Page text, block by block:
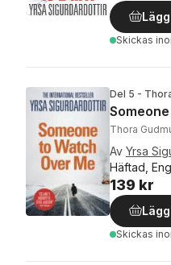
Skickas
Del 5 -
Thora
Av Yrsa
Häftad,
139 kr
Skickas